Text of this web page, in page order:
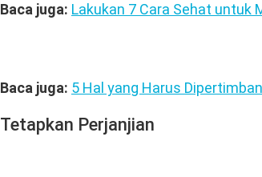
Baca juga: Lakukan 7 Cara Sehat untuk
Baca juga: 5 Hal yang Harus
Tetapkan Perjanjian